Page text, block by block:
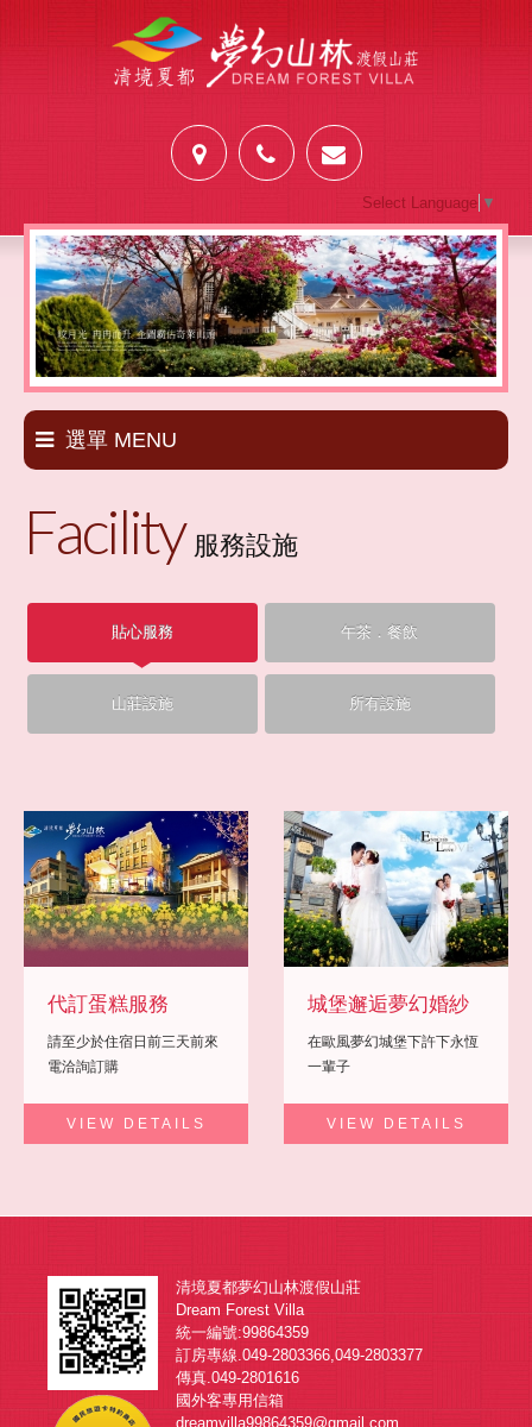
Select Language ▼
選單 MENU
夢幻風情
交通位置
周邊景點
旅客回憶
聯絡我們
Facility 服務設施
貼心服務 午茶．餐飲
山莊設施 所有設施
代訂蛋糕服務
請至少於住宿日前三天前來
電洽詢訂購
VIEW DETAILS
城堡邂逅夢幻婚紗
在歐風夢幻城堡下許下永恆
一輩子
VIEW DETAILS
清境夏都夢幻山林渡假山莊
Dream Forest Villa
統一編號:99864359
訂房專線.049-2803366,049-2803377
傳真.049-2801616
國外客專用信箱
dreamvilla99864359@gmail.com